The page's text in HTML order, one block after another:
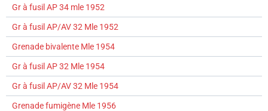
Gr à fusil AP 34 mle 1952
Gr à fusil AP/AV 32 Mle 1952
Grenade bivalente Mle 1954
Gr à fusil AP 32 Mle 1954
Gr à fusil AP/AV 32 Mle 1954
Grenade fumigène Mle 1956